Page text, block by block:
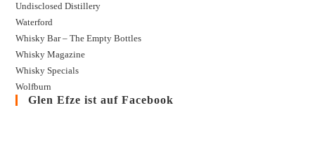
Undisclosed Distillery
Waterford
Whisky Bar – The Empty Bottles
Whisky Magazine
Whisky Specials
Wolfburn
Glen Efze ist auf Facebook